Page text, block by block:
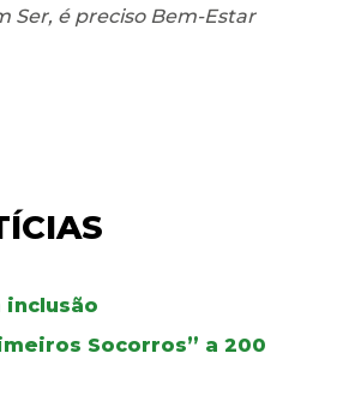
Ser, é preciso Bem-Estar
inclusão
Socorros” a 200